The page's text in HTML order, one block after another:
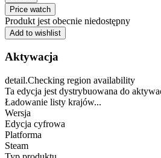
Price watch
Produkt jest obecnie niedostępny
Add to wishlist
Aktywacja
detail.Checking region availability
Ta edycja jest dystrybuowana do
Ładowanie listy krajów...
Wersja
Edycja cyfrowa
Platforma
Steam